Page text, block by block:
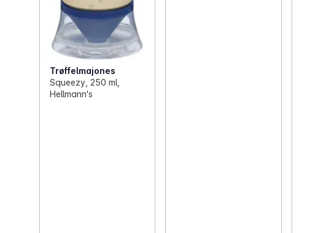
Trøffelmajones
Squeezy, 250 ml,
Hellmann's